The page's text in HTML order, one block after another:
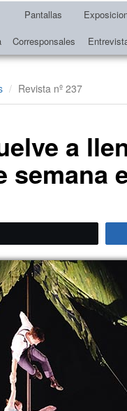
Pantallas
Corresponsales
Revista nº 237
a
semana